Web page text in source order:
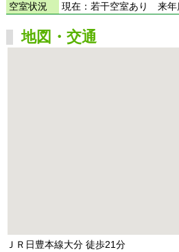
空室状況
現在：若干空室あり 来年
地図・交通
ＪＲ日豊本線大分 徒歩21分